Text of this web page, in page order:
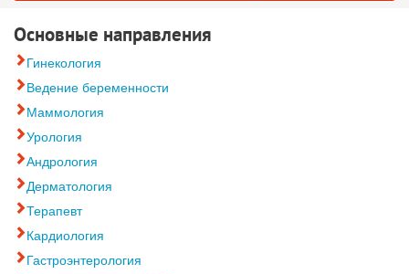
Основные направления
Гинекология
Ведение беременности
Маммология
Урология
Андрология
Дерматология
Терапевт
Кардиология
Гастроэнтерология